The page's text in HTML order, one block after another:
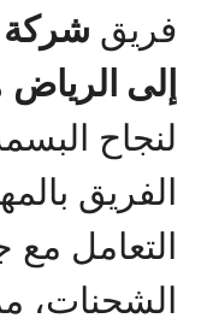
فريق
إلى الرياض
لنجاح
الفريق
التعامل مع
الشحنات،